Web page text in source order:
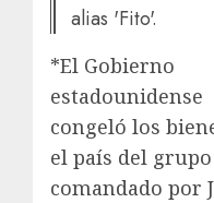
alias 'Fito'.
*El Gobierno
estadounidense
congeló los
el país del grupo
comandado por